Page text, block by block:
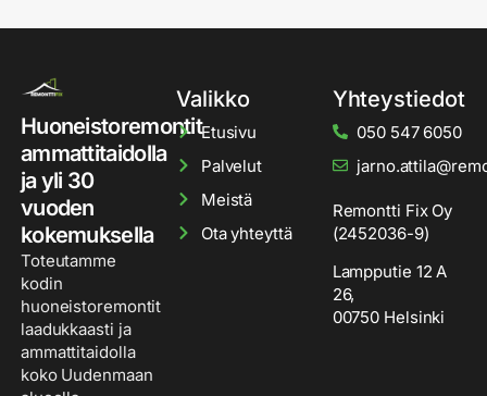
Huoneistoremontit
ammattitaidolla
ja yli 30
vuoden
kokemuksella
Toteutamme
kodin
huoneistoremontit
laadukkaasti ja
ammattitaidolla
koko Uudenmaan
Valikko
Etusivu
Palvelut
Meistä
Ota yhteyttä
Yhteystiedot
050 547 6050
Remontti Fix Oy
(2452036-9)
Lampputie 12 A
26,
00750 Helsinki